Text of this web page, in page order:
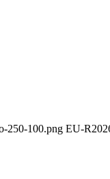
250-100.png EU-R